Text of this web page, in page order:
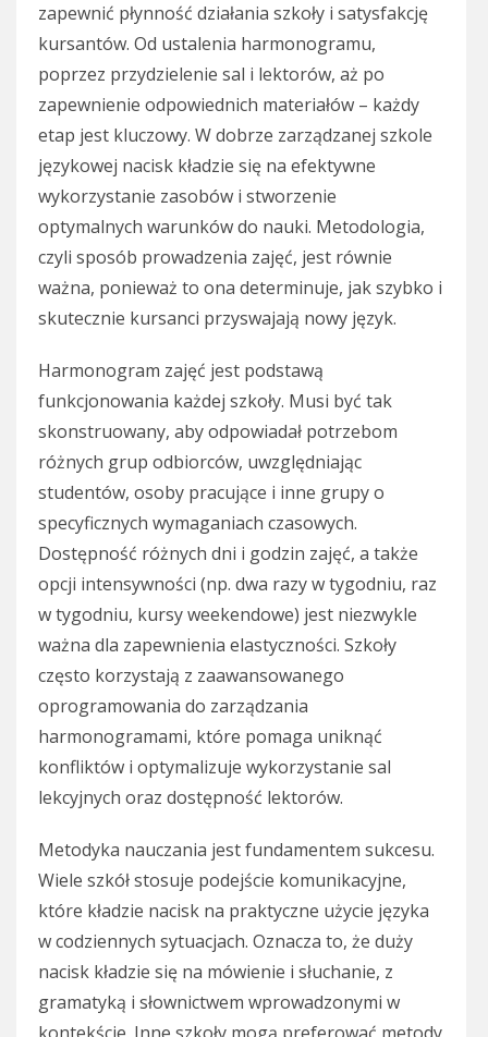
zapewnić płynność działania szkoły i satysfakcję
kursantów. Od ustalenia harmonogramu,
poprzez przydzielenie sal i lektorów, aż po
zapewnienie odpowiednich materiałów – każdy
etap jest kluczowy. W dobrze zarządzanej szkole
językowej nacisk kładzie się na efektywne
wykorzystanie zasobów i stworzenie
optymalnych warunków do nauki. Metodologia,
czyli sposób prowadzenia zajęć, jest równie
ważna, ponieważ to ona determinuje, jak szybko i
skutecznie kursanci przyswajają nowy język.
Harmonogram zajęć jest podstawą
funkcjonowania każdej szkoły. Musi być tak
skonstruowany, aby odpowiadał potrzebom
różnych grup odbiorców, uwzględniając
studentów, osoby pracujące i inne grupy o
specyficznych wymaganiach czasowych.
Dostępność różnych dni i godzin zajęć, a także
opcji intensywności (np. dwa razy w tygodniu, raz
w tygodniu, kursy weekendowe) jest niezwykle
ważna dla zapewnienia elastyczności. Szkoły
często korzystają z zaawansowanego
oprogramowania do zarządzania
harmonogramami, które pomaga uniknąć
konfliktów i optymalizuje wykorzystanie sal
lekcyjnych oraz dostępność lektorów.
Metodyka nauczania jest fundamentem sukcesu.
Wiele szkół stosuje podejście komunikacyjne,
które kładzie nacisk na praktyczne użycie języka
w codziennych sytuacjach. Oznacza to, że duży
nacisk kładzie się na mówienie i słuchanie, z
gramatyką i słownictwem wprowadzonymi w